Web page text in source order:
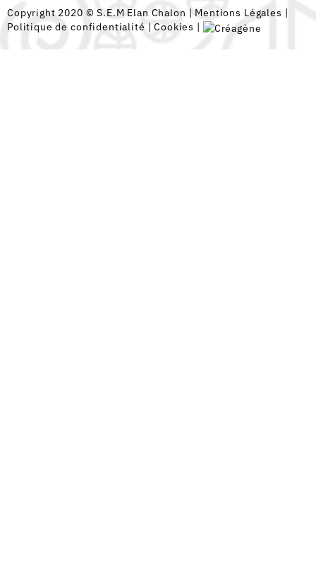
Copyright 2020 © S.E.M Elan Chalon | Mentions Légales |
Politique de confidentialité |Cookies |